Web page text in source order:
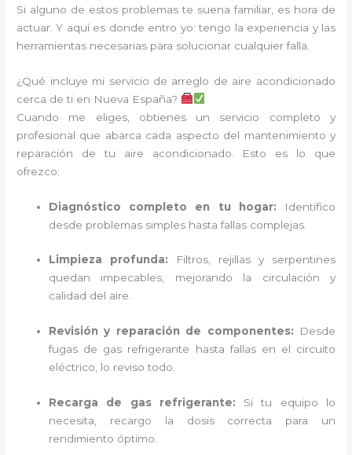
Si alguno de estos problemas te suena familiar, es hora de
actuar. Y aquí es donde entro yo: tengo la experiencia y las
herramientas necesarias para solucionar cualquier falla.
¿Qué incluye mi servicio de arreglo de aire acondicionado
cerca de ti en Nueva España?
Cuando me eliges, obtienes un servicio completo y
profesional que abarca cada aspecto del mantenimiento y
reparación de tu aire acondicionado. Esto es lo que
ofrezco:
Diagnóstico completo en tu hogar: Identifico
desde problemas simples hasta fallas complejas.
Limpieza profunda: Filtros, rejillas y serpentines
quedan impecables, mejorando la circulación y
calidad del aire.
Revisión y reparación de componentes: Desde
fugas de gas refrigerante hasta fallas en el circuito
eléctrico, lo reviso todo.
Recarga de gas refrigerante: Si tu equipo lo
necesita, recargo la dosis correcta para un
rendimiento óptimo.